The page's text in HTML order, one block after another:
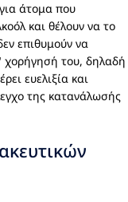
άτομα που
και θέλουν να το
επιθυμούν να
του, δηλαδή
ευελιξία και
της κατανάλωσής